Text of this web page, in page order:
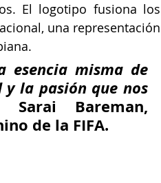
El logotipo fusiona los
una representación
esencia misma de
la pasión que nos
Sarai Bareman,
de la FIFA.